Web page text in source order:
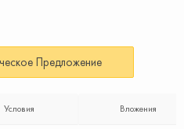
Предложение
Условия Вложения